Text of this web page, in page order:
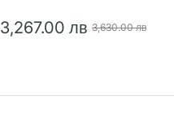
3,267.00 лв 3,630.00 лв